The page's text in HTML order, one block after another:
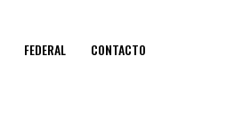
FEDERAL CONTACTO